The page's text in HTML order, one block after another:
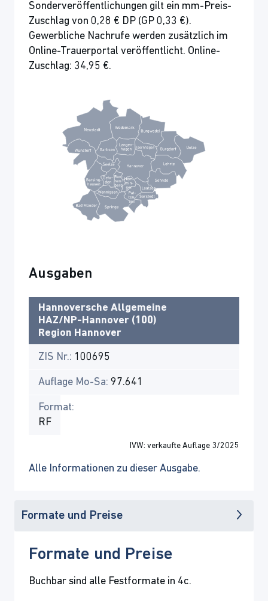
Sonderveröffentlichungen gilt ein mm-Preis-
Zuschlag von 0,28 € DP (GP 0,33 €).
Gewerbliche Nachrufe werden zusätzlich im
Online-Trauerportal veröffentlicht. Online-
Zuschlag: 34,95 €.
Ausgaben
Hannoversche Allgemeine
HAZ/NP-Hannover (100)
Region Hannover
ZIS Nr.: 100695
Auflage Mo-Sa: 97.641
Format:
RF
IVW: verkaufte Auflage 3/2025
Alle Informationen zu dieser Ausgabe.
Formate und Preise
Formate und Preise
Buchbar sind alle Festformate in 4c.